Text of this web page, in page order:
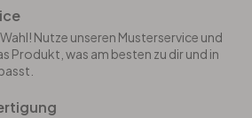
Nutze unseren Musterservice und
Produkt, was am besten zu dir und in